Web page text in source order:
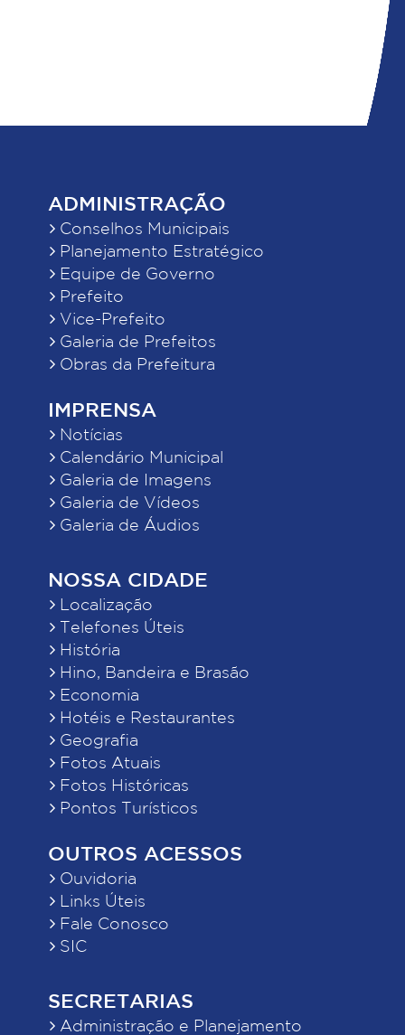
ADMINISTRAÇÃO
Conselhos Municipais
Planejamento Estratégico
Equipe de Governo
Prefeito
Vice-Prefeito
Galeria de Prefeitos
Obras da Prefeitura
IMPRENSA
Notícias
Calendário Municipal
Galeria de Imagens
Galeria de Vídeos
Galeria de Áudios
NOSSA CIDADE
Localização
Telefones Úteis
História
Hino, Bandeira e Brasão
Economia
Hotéis e Restaurantes
Geografia
Fotos Atuais
Fotos Históricas
Pontos Turísticos
OUTROS ACESSOS
Ouvidoria
Links Úteis
Fale Conosco
SIC
SECRETARIAS
Administração e Planejamento